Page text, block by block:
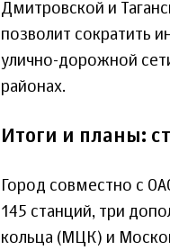
Дмитровской и
позволит сократить
улично-дорожной
районах.
Итоги и планы:
Город совместно с
145 станций, три
кольца (МЦК) и